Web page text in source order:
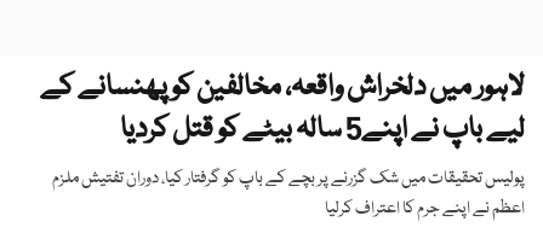
لاہور میں دلخراش واقعہ، مخالفین کو پھنسانے کے
لیے باپ نے اپنے5 سالہ بیٹے کو قتل کردیا
پولیس تحقیقات میں شک گزرنے پر بچے کے باپ کو گرفتار کیا، دوران تفتیش ملزم
اعظم نے اپنے جرم کا اعتراف کرلیا